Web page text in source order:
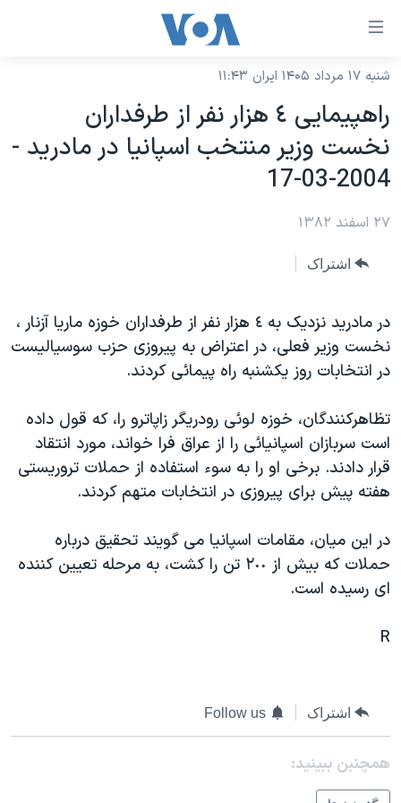
لینکهای
دسترسی
جهش
محتوای
اصلی
صفحه
به
جستجو
نسخه سبک وب‌سایت
موضوع ها
آمریکا
جهان
گزیده‌ها
ویژه برنامه‌ها
فرهنگ و زندگی
حقوق شهروندی
اقتصادی
اسرائیل در جنگ
گالری عکس
برنامه های تلویزیونی
جدول برنامه ها
صفحه‌های ویژه
عملیات خشم حماسی
۲۵۰سالگی آمریکا
مستندها
انتخابات ریاست جمهوری آمریکا ۲۰۲۴
حمله جمهوری اسلامی به اسرائیل
ورزش زنان در ایران
اعتراضات زن، زندگی، آزادی
چهل سال گروگان‌گیری
قانون شفافیت دارائی کادر رهبری ایران
اعتراضات مردمی آبان ۹۸
پخش رادیویی
یادگیری زبان انگلیسی
دنبال کنید
زبانهای مختلف
شنبه ۱۷ مرداد ۱۴۰۵ ایران ۱۱:۴۳
راهپيمايی ٤ هزار نفر از طرفداران
نخست وزير منتخب اسپانيا در مادريد -
2004-03-17
۲۷ اسفند ۱۳۸۲
اشتراک
در مادريد نزديک به ٤ هزار نفر از طرفداران خوزه ماريا آزنار ،
نخست وزير فعلی، در اعتراض به پيروزی حزب سوسياليست
در انتخابات روز يکشنبه راه پيمائی کردند.
تظاهرکنندگان، خوزه لوئی رودريگر زاپاترو را، که قول داده
است سربازان اسپانيائی را از عراق فرا خواند، مورد انتقاد
قرار دادند. برخی او را به سوء استفاده از حملات تروريستی
هفته پيش برای پيروزی در انتخابات متهم کردند.
در اين ميان، مقامات اسپانيا می گويند تحقيق درباره
حملات که بيش از ٢٠٠ تن را کشت، به مرحله تعيين کننده
ای رسيده است.
R
اشتراک Follow us
همچنبن ببینید: